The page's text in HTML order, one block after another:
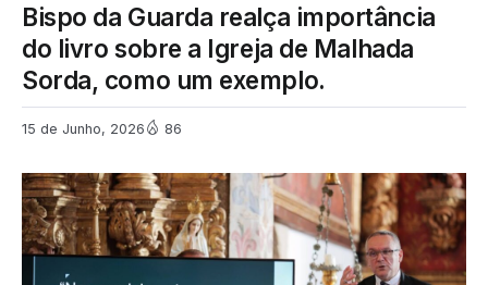
Bispo da Guarda realça importância
do livro sobre a Igreja de Malhada
Sorda, como um exemplo.
15 de Junho, 2026 86